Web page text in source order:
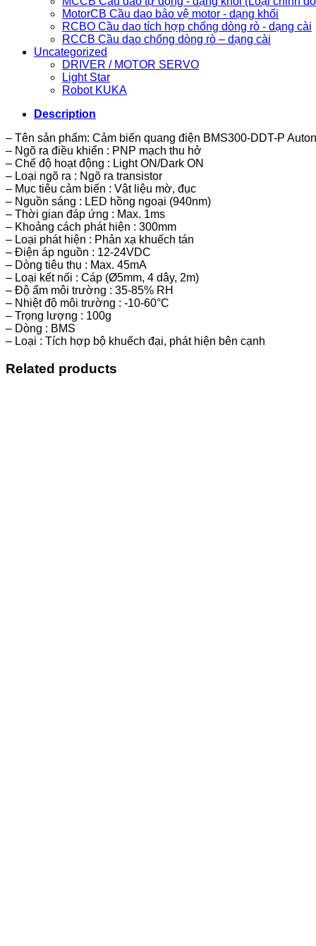
MotorCB Cầu dao bảo vệ motor - dạng khối
RCBO Cầu dao tích hợp chống dòng rò - dạng cài
RCCB Cầu dao chống dòng rò – dạng cài
Uncategorized
DRIVER / MOTOR SERVO
Light Star
Robot KUKA
Description
– Tên sản phẩm: Cảm biến quang điện BMS300-DDT-P
– Ngõ ra điều khiển : PNP mạch thu hở
– Chế độ hoạt động : Light ON/Dark ON
– Loại ngõ ra : Ngõ ra transistor
– Mục tiêu cảm biến : Vật liệu mờ, đục
– Nguồn sáng : LED hồng ngoại (940nm)
– Thời gian đáp ứng : Max. 1ms
– Khoảng cách phát hiện : 300mm
– Loại phát hiện : Phản xạ khuếch tán
– Điện áp nguồn : 12-24VDC
– Dòng tiêu thụ : Max. 45mA
– Loại kết nối : Cáp (Ø5mm, 4 dây, 2m)
– Độ ẩm môi trường : 35-85% RH
– Nhiệt độ môi trường : -10-60°C
– Trọng lượng : 100g
– Dòng : BMS
– Loại : Tích hợp bộ khuếch đại, phát hiện bên cạnh
Related products